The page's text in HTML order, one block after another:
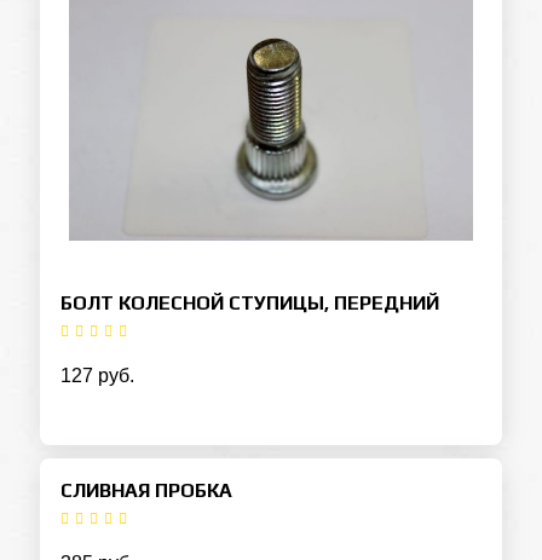
БОЛТ КОЛЕСНОЙ СТУПИЦЫ, ПЕРЕДНИЙ
127 руб.
СЛИВНАЯ ПРОБКА